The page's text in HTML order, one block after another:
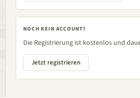
NOCH KEIN ACCOUNT?
Die Registrierung ist kostenlos und
Jetzt registrieren